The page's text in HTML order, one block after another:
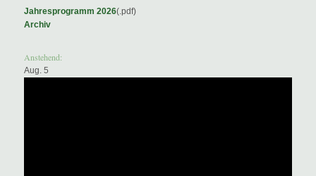
Jahresprogramm 2026(.pdf)
Archiv
Anstehend:
Aug.5